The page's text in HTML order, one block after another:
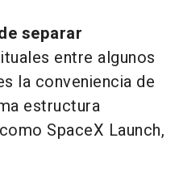
separar
entre algunos
la conveniencia de
estructura
SpaceX Launch,